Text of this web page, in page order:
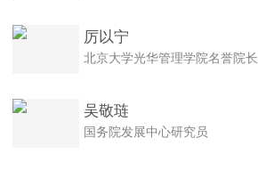
厉以宁
北京大学光华管理学院名誉院长
吴敬琏
国务院发展中心研究员